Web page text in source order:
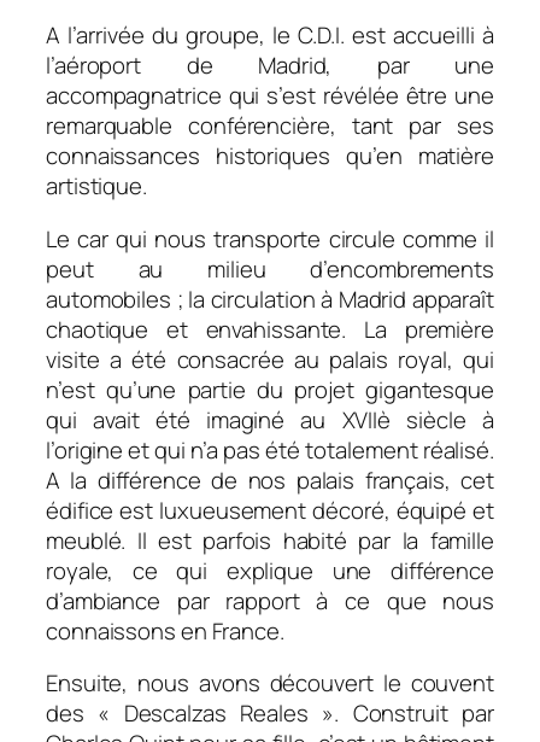
A l’arrivée du groupe, le C.D.I. est accueilli à
l’aéroport de Madrid, par une
accompagnatrice qui s’est révélée être une
remarquable conférencière, tant par ses
connaissances historiques qu’en matière
artistique.
Le car qui nous transporte circule comme il
peut au milieu d’encombrements
automobiles ; la circulation à Madrid apparaît
chaotique et envahissante. La première
visite a été consacrée au palais royal, qui
n’est qu’une partie du projet gigantesque
qui avait été imaginé au XVIIè siècle à
l’origine et qui n’a pas été totalement réalisé.
A la différence de nos palais français, cet
édifice est luxueusement décoré, équipé et
meublé. Il est parfois habité par la famille
royale, ce qui explique une différence
d’ambiance par rapport à ce que nous
connaissons en France.
Ensuite, nous avons découvert le couvent
des « Descalzas Reales ». Construit par